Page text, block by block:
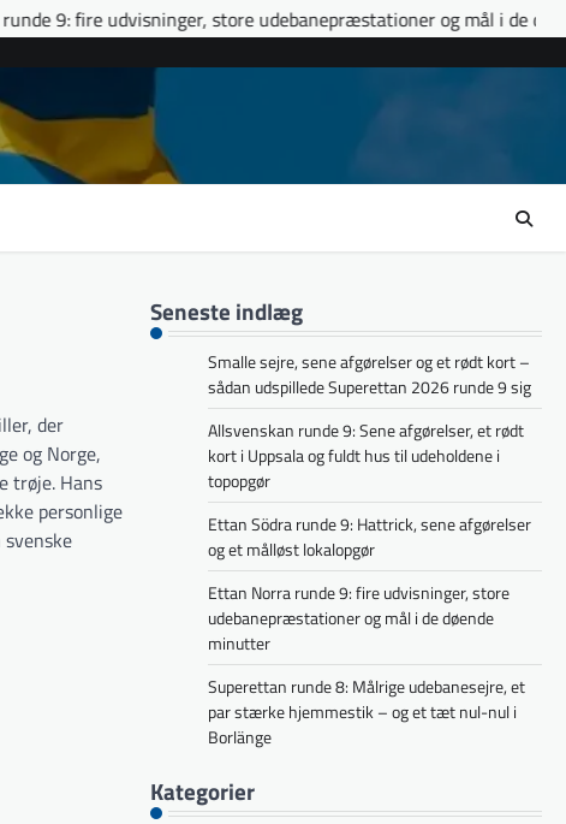
store udebanepræstationer og mål i de døende minutter
der
og Norge,
trøje. Hans
personlige
Seneste indlæg
Smalle sejre, sene afgørelser og et rødt kort –
sådan udspillede Superettan 2026 runde 9 sig
Allsvenskan runde 9: Sene afgørelser, et rødt
kort i Uppsala og fuldt hus til udeholdene i
topopgør
Ettan Södra runde 9: Hattrick, sene afgørelser
og et målløst lokalopgør
Ettan Norra runde 9: fire udvisninger, store
udebanepræstationer og mål i de døende
minutter
Superettan runde 8: Målrige udebanesejre, et
par stærke hjemmestik – og et tæt nul-nul i
Borlänge
Kategorier